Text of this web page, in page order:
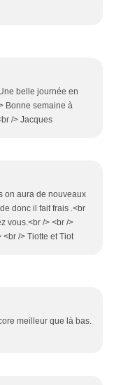
belle journée en
Bonne semaine à
/> Jacques
on aura de nouveaux
donc il fait frais .<br
vous.<br /> <br />
/> Tiotte et Tiot
meilleur que là bas.